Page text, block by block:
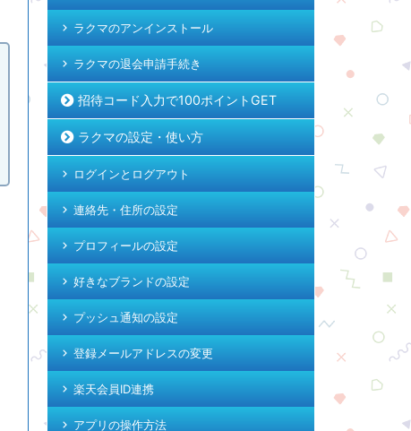
ラクマのアンインストール
ラクマの退会申請手続き
招待コード入力で100ポイントGET
ラクマの設定・使い方
ログインとログアウト
連絡先・住所の設定
プロフィールの設定
好きなブランドの設定
プッシュ通知の設定
登録メールアドレスの変更
楽天会員ID連携
アプリの操作方法